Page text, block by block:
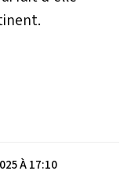
À 17:10